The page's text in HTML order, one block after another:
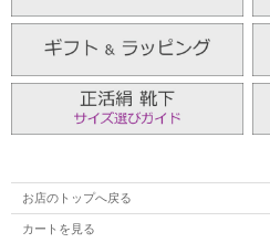
お店のトップへ戻る
カートを見る